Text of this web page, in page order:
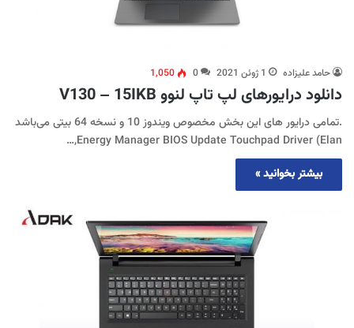
حامد علیزاده 1 ژوئن 2021 0
1,050
دانلود درایورهای لپ تاپ لنوو V130 – 15IKB
.تمامی درایور های این بخش مخصوص ویندوز 10 و نسخه 64 بیتی می‌باشد
Energy Manager BIOS Update Touchpad Driver (Elan,…
بیشتر بخوانید »